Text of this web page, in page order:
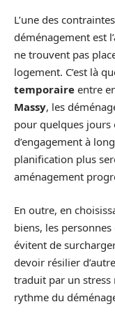
L’une des
déménagement est
ne trouvent pas
logement. C’est là
temporaire entre
Massy, les
pour quelques jours
d’engagement à
planification plus
aménagement
En outre, en
biens, les
évitent de
devoir résilier
traduit par un
rythme du